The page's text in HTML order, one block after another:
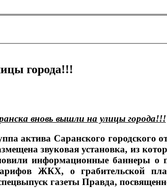
города!!!
вновь вышли на улицы города!!!
актива Саранского
звуковая установка, из
информационные баннеры о
ЖКХ, о грабительской
газеты Правда,